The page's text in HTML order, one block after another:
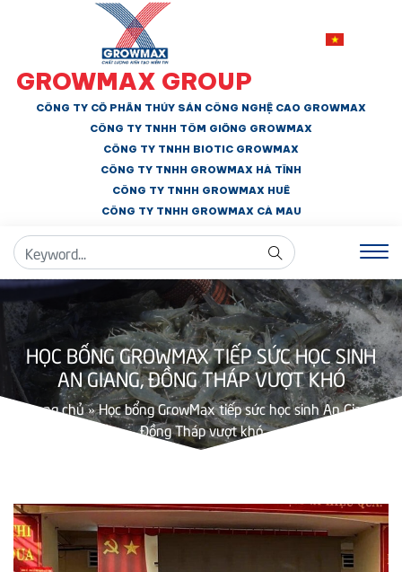
GROWMAX GROUP
CÔNG TY CỔ PHẦN THỦY SẢN CÔNG NGHỆ CAO GROWMAX
CÔNG TY TNHH TÔM GIỐNG GROWMAX
CÔNG TY TNHH BIOTIC GROWMAX
CÔNG TY TNHH GROWMAX HÀ TĨNH
CÔNG TY TNHH GROWMAX HUẾ
CÔNG TY TNHH GROWMAX CÀ MAU
HỌC BỔNG GROWMAX TIẾP SỨC HỌC SINH
AN GIANG, ĐỒNG THÁP VƯỢT KHÓ
Trang chủ»Học bổng GrowMax tiếp sức học sinh An Giang,
Đồng Tháp vượt khó